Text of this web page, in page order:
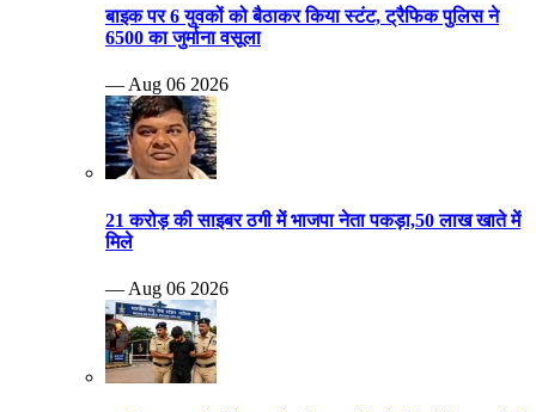
बाइक पर 6 युवकों को बैठाकर किया स्टंट, ट्रैफिक पुलिस ने
6500 का जुर्माना वसूला
— Aug 06 2026
21 करोड़ की साइबर ठगी में भाजपा नेता पकड़ा,50 लाख खाते में
मिले
— Aug 06 2026